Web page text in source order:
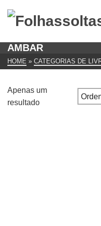
AMBAR
HOME » CATEGORIAS DE
Apenas um
resultado